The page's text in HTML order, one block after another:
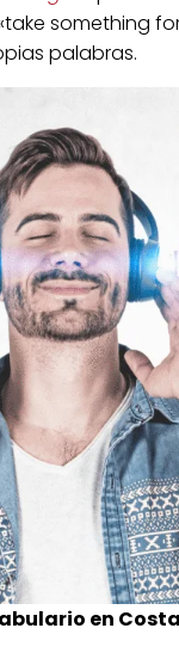
something
palabras.
en